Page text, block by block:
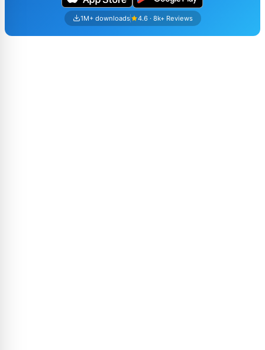
1M+ downloads 4.6 · 8k+ Reviews